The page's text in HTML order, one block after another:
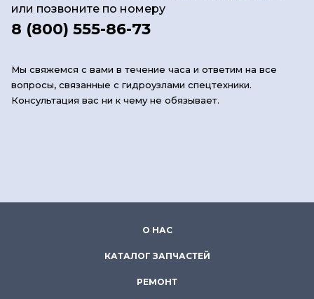
или позвоните по номеру
8 (800) 555-86-73
Мы свяжемся с вами в течение часа и ответим на все
вопросы, связанные с гидроузлами спецтехники.
Консультация вас ни к чему не обязывает.
О НАС
КАТАЛОГ ЗАПЧАСТЕЙ
РЕМОНТ